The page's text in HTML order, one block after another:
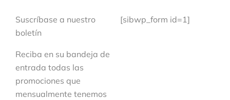
Suscríbase a nuestro
boletín
Reciba en su bandeja de
entrada todas las
promociones que
mensualmente tenemos
[sibwp_form id=1]